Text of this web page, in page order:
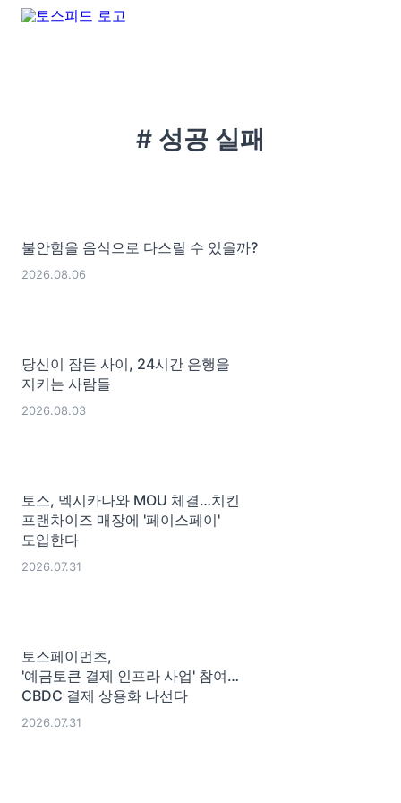
# 성공 실패
불안함을 음식으로 다스릴 수 있을까?
2026.08.06
당신이 잠든 사이, 24시간 은행을
지키는 사람들
2026.08.03
토스, 멕시카나와 MOU 체결…치킨
프랜차이즈 매장에 '페이스페이'
도입한다
2026.07.31
토스페이먼츠,
'예금토큰 결제 인프라 사업' 참여…
CBDC 결제 상용화 나선다
2026.07.31